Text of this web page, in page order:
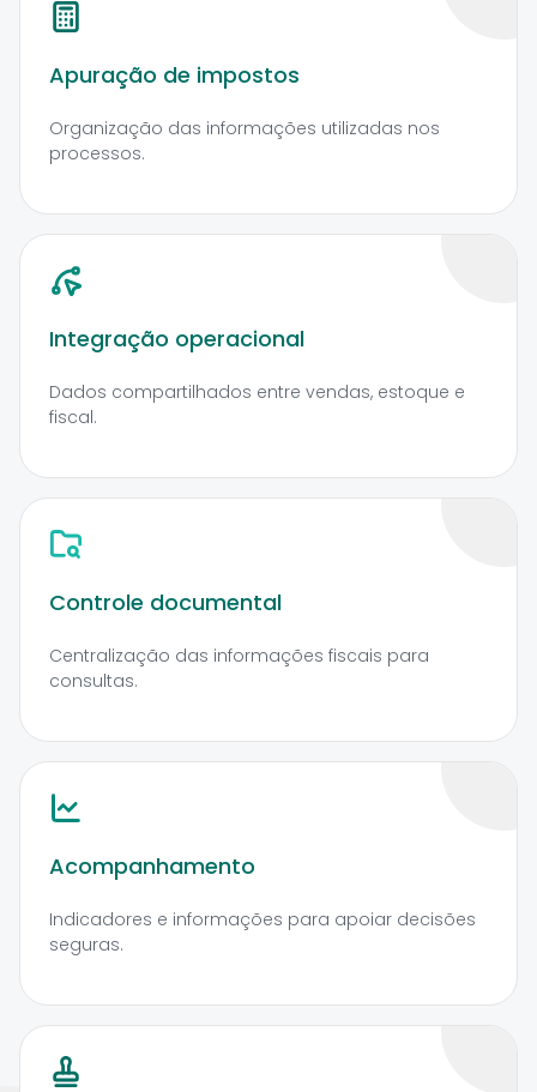
Apuração de impostos
Organização das informações utilizadas nos
processos.
Integração operacional
Dados compartilhados entre vendas, estoque e
fiscal.
Controle documental
Centralização das informações fiscais para
consultas.
Acompanhamento
Indicadores e informações para apoiar decisões
seguras.